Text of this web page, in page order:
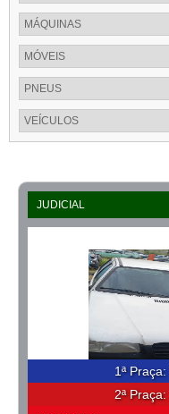
MÁQUINAS
MÓVEIS
PNEUS
VEÍCULOS
JUDICIAL
1ª Praça:
2ª Praça: